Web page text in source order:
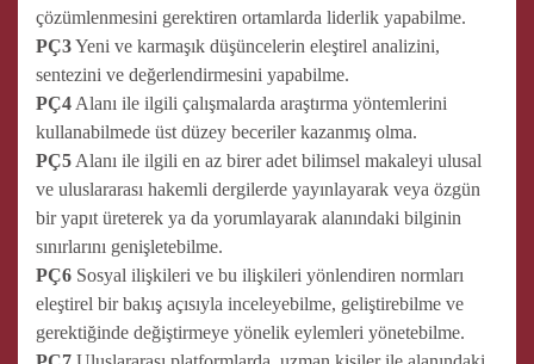
çözümlenmesini gerektiren ortamlarda liderlik yapabilme.
PÇ3Yeni ve karmaşık düşüncelerin eleştirel analizini,
sentezini ve değerlendirmesini yapabilme.
PÇ4 Alanı ile ilgili çalışmalarda araştırma yöntemlerini
kullanabilmede üst düzey beceriler kazanmış olma.
PÇ5 Alanı ile ilgili en az birer adet bilimsel makaleyi ulusal
ve uluslararası hakemli dergilerde yayınlayarak veya özgün
bir yapıt üreterek ya da yorumlayarak alanındaki bilginin
sınırlarını genişletebilme.
PÇ6 Sosyal ilişkileri ve bu ilişkileri yönlendiren normları
eleştirel bir bakış açısıyla inceleyebilme, geliştirebilme ve
gerektiğinde değiştirmeye yönelik eylemleri yönetebilme.